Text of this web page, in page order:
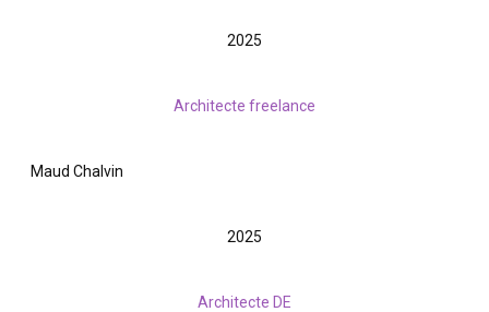
2025
Architecte freelance
Maud Chalvin
2025
Architecte DE